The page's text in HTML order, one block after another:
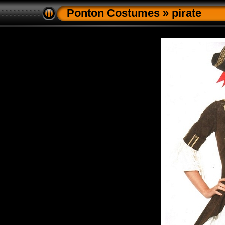
Ponton Costumes»pirate